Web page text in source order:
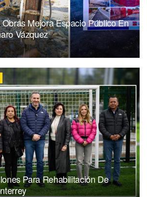
Mejora Espacio Público En
Vázquez
Para Rehabilitación De